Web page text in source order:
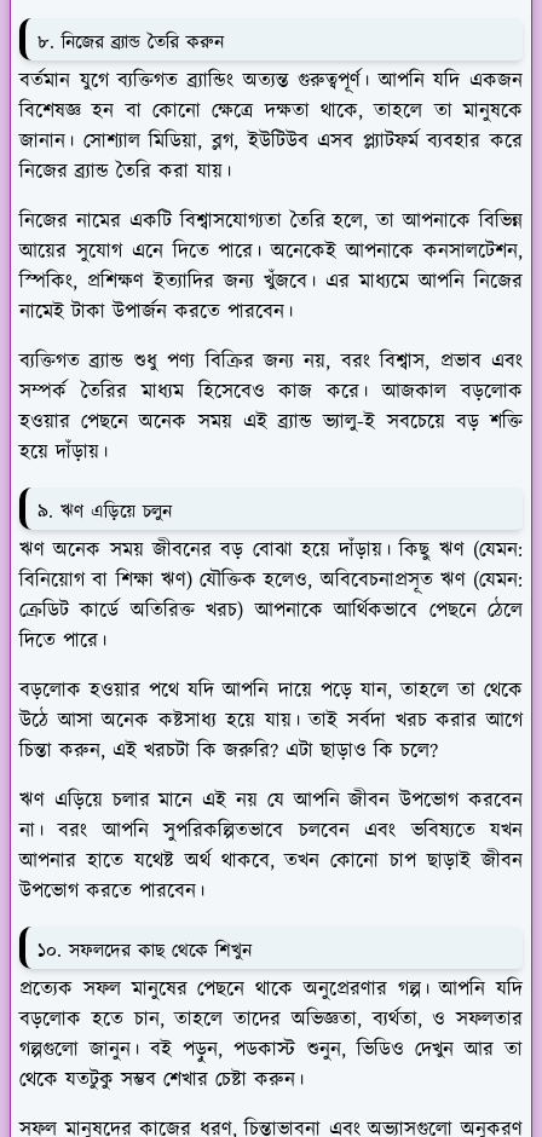
৮. নিজের ব্র্যান্ড তৈরি করুন
বর্তমান যুগে ব্যক্তিগত ব্র্যান্ডিং অত্যন্ত গুরুত্বপূর্ণ। আপনি যদি একজন
বিশেষজ্ঞ হন বা কোনো ক্ষেত্রে দক্ষতা থাকে, তাহলে তা মানুষকে
জানান। সোশ্যাল মিডিয়া, ব্লগ, ইউটিউব এসব প্ল্যাটফর্ম ব্যবহার করে
নিজের ব্র্যান্ড তৈরি করা যায়।
নিজের নামের একটি বিশ্বাসযোগ্যতা তৈরি হলে, তা আপনাকে বিভিন্ন
আয়ের সুযোগ এনে দিতে পারে। অনেকেই আপনাকে কনসালটেশন,
স্পিকিং, প্রশিক্ষণ ইত্যাদির জন্য খুঁজবে। এর মাধ্যমে আপনি নিজের
নামেই টাকা উপার্জন করতে পারবেন।
ব্যক্তিগত ব্র্যান্ড শুধু পণ্য বিক্রির জন্য নয়, বরং বিশ্বাস, প্রভাব এবং
সম্পর্ক তৈরির মাধ্যম হিসেবেও কাজ করে। আজকাল বড়লোক
হওয়ার পেছনে অনেক সময় এই ব্র্যান্ড ভ্যালু-ই সবচেয়ে বড় শক্তি
হয়ে দাঁড়ায়।
৯. ঋণ এড়িয়ে চলুন
ঋণ অনেক সময় জীবনের বড় বোঝা হয়ে দাঁড়ায়। কিছু ঋণ (যেমন:
বিনিয়োগ বা শিক্ষা ঋণ) যৌক্তিক হলেও, অবিবেচনাপ্রসূত ঋণ (যেমন:
ক্রেডিট কার্ডে অতিরিক্ত খরচ) আপনাকে আর্থিকভাবে পেছনে ঠেলে
দিতে পারে।
বড়লোক হওয়ার পথে যদি আপনি দায়ে পড়ে যান, তাহলে তা থেকে
উঠে আসা অনেক কষ্টসাধ্য হয়ে যায়। তাই সর্বদা খরচ করার আগে
চিন্তা করুন, এই খরচটা কি জরুরি? এটা ছাড়াও কি চলে?
ঋণ এড়িয়ে চলার মানে এই নয় যে আপনি জীবন উপভোগ করবেন
না। বরং আপনি সুপরিকল্পিতভাবে চলবেন এবং ভবিষ্যতে যখন
আপনার হাতে যথেষ্ট অর্থ থাকবে, তখন কোনো চাপ ছাড়াই জীবন
উপভোগ করতে পারবেন।
১০. সফলদের কাছ থেকে শিখুন
প্রত্যেক সফল মানুষের পেছনে থাকে অনুপ্রেরণার গল্প। আপনি যদি
বড়লোক হতে চান, তাহলে তাদের অভিজ্ঞতা, ব্যর্থতা, ও সফলতার
গল্পগুলো জানুন। বই পড়ুন, পডকাস্ট শুনুন, ভিডিও দেখুন আর তা
থেকে যতটুকু সম্ভব শেখার চেষ্টা করুন।
সফল মানুষদের কাজের ধরণ, চিন্তাভাবনা এবং অভ্যাসগুলো অনুকরণ